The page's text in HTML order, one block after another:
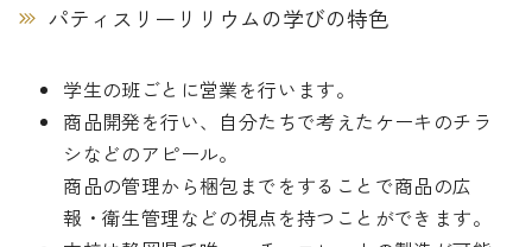
パティスリーリリウムの学びの特色
学生の班ごとに営業を行います。
商品開発を行い、自分たちで考えたケーキのチラ
シなどのアピール。
商品の管理から梱包までをすることで商品の広
報・衛生管理などの視点を持つことができます。